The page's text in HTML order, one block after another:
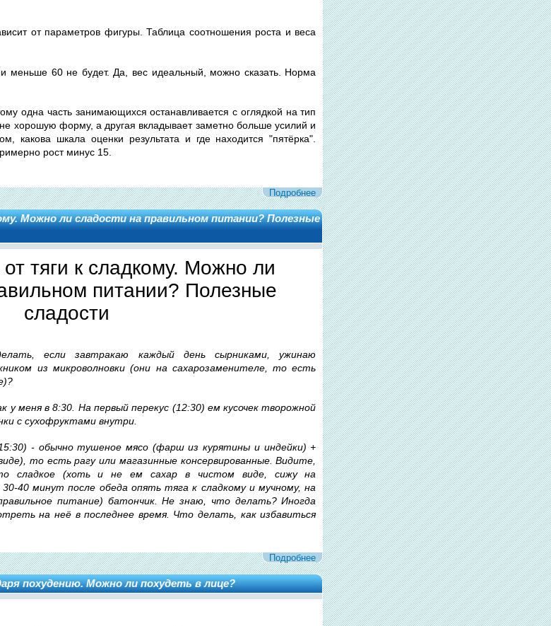
от параметров фигуры. Таблица соотношения роста и веса
меньше 60 не будет. Да, вес идеальный, можно сказать. Норма
одна часть занимающихся останавливается с оглядкой на тип
хорошую форму, а другая вкладывает заметно больше усилий и
какова шкала оценки результата и где находится "пятёрка".
рост минус 15.
Подробнее
Можно ли сладости на правильном питании? Полезные
от тяги к сладкому. Можно ли
питании? Полезные
сладости
если завтракаю каждый день сырниками, ужинаю
из микроволновки (они на сахарозаменителе, то есть
у меня в 8:30. На первый перекус (12:30) ем кусочек творожной
с сухофруктами внутри.
- обычно тушеное мясо (фарш из курятины и индейки) +
то есть рагу или магазинные консервированные. Видите,
сладкое (хоть и не ем сахар в чистом виде, сижу на
40 минут после обеда опять тяга к сладкому и мучному, на
питание) батончик. Не знаю, что делать? Иногда
на неё в последнее время. Что делать, как избавиться
Подробнее
похудению. Можно ли похудеть в лице?